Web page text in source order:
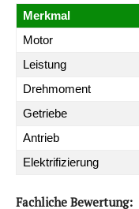
Merkmal
Motor
Leistung
Drehmoment
Getriebe
Antrieb
Elektrifizierung
Fachliche Bewertung: